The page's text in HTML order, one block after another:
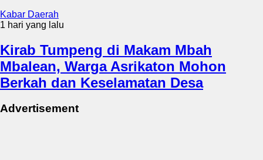
Kabar Daerah
1 hari yang lalu
Kirab Tumpeng di Makam Mbah
Mbalean, Warga Asrikaton Mohon
Berkah dan Keselamatan Desa
Advertisement